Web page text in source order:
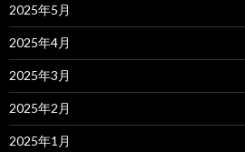
2025年5月
2025年4月
2025年3月
2025年2月
2025年1月